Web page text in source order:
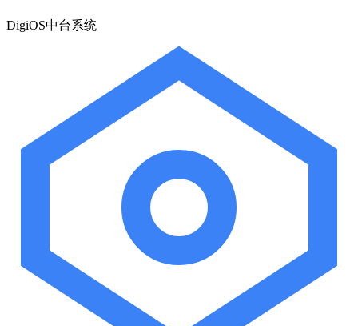
DigiOS中台系统